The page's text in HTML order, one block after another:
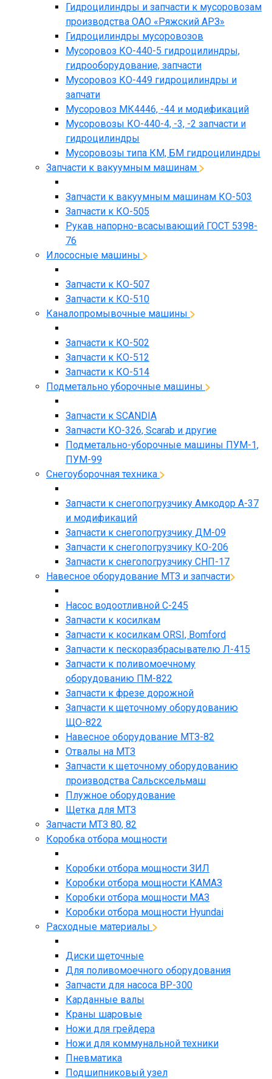
Гидроцилиндры и запчасти к мусоровозам
производства ОАО «Ряжский АРЗ»
Гидроцилиндры мусоровозов
Мусоровоз КО-440-5 гидроцилиндры,
гидрооборудование, запчасти
Мусоровоз КО-449 гидроцилиндры и
запчати
Мусоровоз МК4446, -44 и модификаций
Мусоровозы КО-440-4, -3, -2 запчасти и
гидроцилиндры
Мусоровозы типа КМ, БМ гидроцилиндры
Запчасти к вакуумным машинам
Запчасти к вакуумным машинам КО-503
Запчасти к КО-505
Рукав напорно-всасывающий ГОСТ 5398-
76
Илососные машины
Запчасти к КО-507
Запчасти к КО-510
Каналопромывочные машины
Запчасти к КО-502
Запчасти к КО-512
Запчасти к КО-514
Подметально уборочные машины
Запчасти к SCANDIA
Запчасти КО-326, Scarab и другие
Подметально-уборочные машины ПУМ-1,
ПУМ-99
Снегоуборочная техника
Запчасти к снегопогрузчику Амкодор А-37
и модификаций
Запчасти к снегопогрузчику ДМ-09
Запчасти к снегопогрузчику КО-206
Запчасти к снегопогрузчику СНП-17
Навесное оборудование МТЗ и запчасти
Насос водоотливной С-245
Запчасти к косилкам
Запчасти к косилкам ORSI, Bomford
Запчасти к пескоразбрасывателю Л-415
Запчасти к поливомоечному
оборудованию ПМ-822
Запчасти к фрезе дорожной
Запчасти к щеточному оборудованию
ЩО-822
Навесное оборудование МТЗ-82
Отвалы на МТЗ
Запчасти к щеточному оборудованию
производства Сальсксельмаш
Плужное оборудование
Щетка для МТЗ
Запчасти МТЗ 80, 82
Коробка отбора мощности
Коробки отбора мощности ЗИЛ
Коробки отбора мощности КАМАЗ
Коробки отбора мощности МАЗ
Коробки отбора мощности Hyundai
Расходные материалы
Диски щеточные
Для поливомоечного оборудования
Запчасти для насоса BP-300
Карданные валы
Краны шаровые
Ножи для грейдера
Ножи для коммунальной техники
Пневматика
Подшипниковый узел